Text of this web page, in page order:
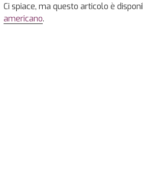
Ci spiace, ma questo articolo è
americano.